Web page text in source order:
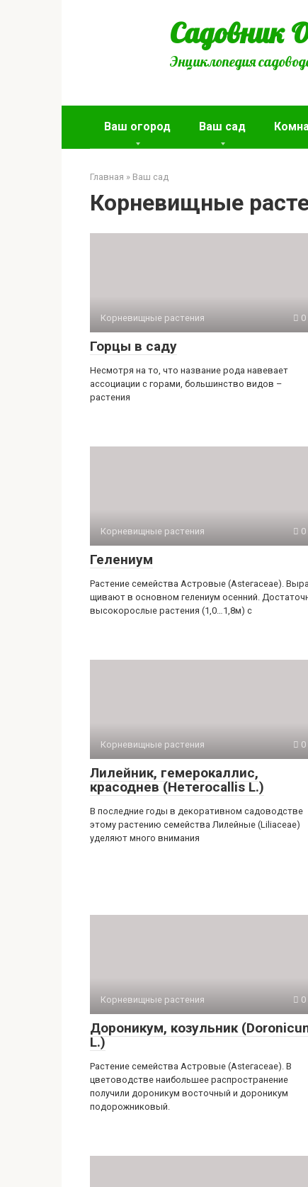
Садовник
Энциклопедия
Ваш огород Ваш сад
Главная » Ваш сад
Корневищные
Корневищные растения 0
Горцы в саду
Несмотря на то, что название рода навевает
ассоциации с горами, большинство видов –
растения
Корневищные растения 0
Гелениум
Растение се­мейства Астровые (Аstегасеае).
щивают в основном гелениум осен­ний.
высокорослые рас­тения (1,0…1,8м) с
Корневищные растения 0
Лилейник, гемерокаллис,
красоднев (Нетеrocallis L.)
В последние годы в де­коративном садоводстве
этому расте­нию семейства Лилейные (Liliасеае)
уделяют много внимания
Корневищные растения 0
Дороникум, козульник
L.)
Растение семейства Астровые (Аstегасеае). В
цветоводстве наибольшее рас­пространение
получили дороникум восточный и дороникум
подорожниковый.